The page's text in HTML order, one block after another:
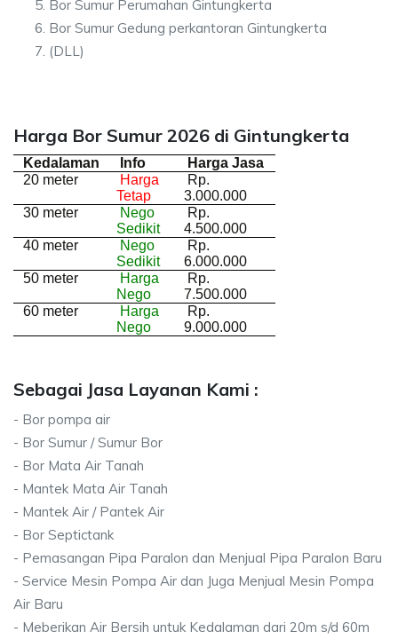
Bor Sumur Perumahan Gintungkerta
Bor Sumur Gedung perkantoran Gintungkerta
(DLL)
Harga Bor Sumur 2026 di Gintungkerta
Kedalaman Info
Harga Jasa
20 meter
Harga
Tetap
Rp.
3.000.000
30 meter
Nego
Sedikit
Rp.
4.500.000
40 meter
Nego
Sedikit
Rp.
6.000.000
50 meter
Harga
Nego
Rp.
7.500.000
60 meter
Harga
Nego
Rp.
9.000.000
Sebagai Jasa Layanan Kami :
- Bor pompa air
- Bor Sumur / Sumur Bor
- Bor Mata Air Tanah
- Mantek Mata Air Tanah
- Mantek Air / Pantek Air
- Bor Septictank
- Pemasangan Pipa Paralon dan Menjual Pipa Paralon Baru
- Service Mesin Pompa Air dan Juga Menjual Mesin Pompa
Air Baru
- Meberikan Air Bersih untuk Kedalaman dari 20m s/d 60m